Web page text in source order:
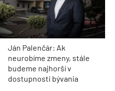
Ján Palenčár: Ak
neurobíme zmeny, stále
budeme najhorší v
dostupnosti bývania